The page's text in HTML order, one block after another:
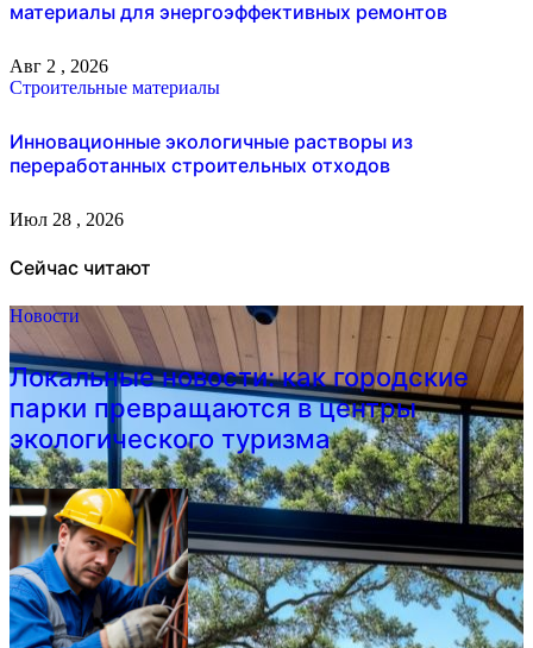
материалы для энергоэффективных ремонтов
Авг 2 , 2026
Строительные материалы
Инновационные экологичные растворы из
переработанных строительных отходов
Июл 28 , 2026
Сейчас читают
Новости
Локальные новости: как городские
парки превращаются в центры
экологического туризма